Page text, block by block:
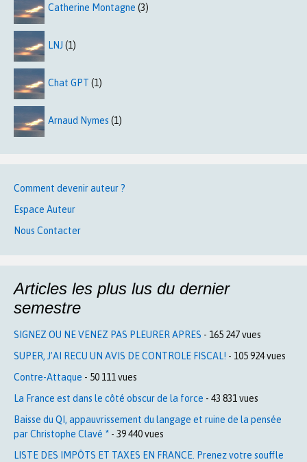
Catherine Montagne (3)
LNJ (1)
Chat GPT (1)
Arnaud Nymes (1)
Comment devenir auteur ?
Espace Auteur
Nous Contacter
Articles les plus lus du dernier
semestre
SIGNEZ OU NE VENEZ PAS PLEURER APRES - 165 247 vues
SUPER, J’AI RECU UN AVIS DE CONTROLE FISCAL! - 105 924 vues
Contre-Attaque - 50 111 vues
La France est dans le côté obscur de la force - 43 831 vues
Baisse du QI, appauvrissement du langage et ruine de la pensée
par Christophe Clavé * - 39 440 vues
LISTE DES IMPÔTS ET TAXES EN FRANCE. Prenez votre souffle